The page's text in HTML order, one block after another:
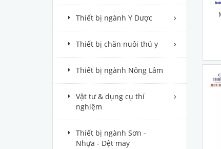
Thiết bị ngành Y Dược
Thiết bị chăn nuôi thú y
Thiết bị ngành Nông Lâm
Vật tư & dụng cụ thí
nghiệm
Thiết bị ngành Sơn -
Nhựa - Dệt may